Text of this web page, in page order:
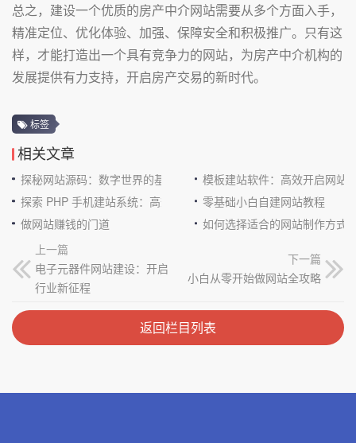
总之，建设一个优质的房产中介网站需要从多个方面入手，
精准定位、优化体验、加强、保障安全和积极推广。只有这
样，才能打造出一个具有竞争力的网站，为房产中介机构的
发展提供有力支持，开启房产交易的新时代。
标签
相关文章
探秘网站源码：数字世界的基石
模板建站软件：高效开启网站
探索 PHP 手机建站系统：高效与便捷的完美结合零基础小白自建网站教程
做网站赚钱的门道
如何选择适合的网站制作方式
上一篇
电子元器件网站建设：开启
行业新征程
下一篇
小白从零开始做网站全攻略
返回栏目列表